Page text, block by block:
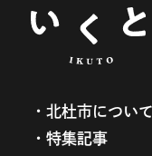
北杜市について
特集記事